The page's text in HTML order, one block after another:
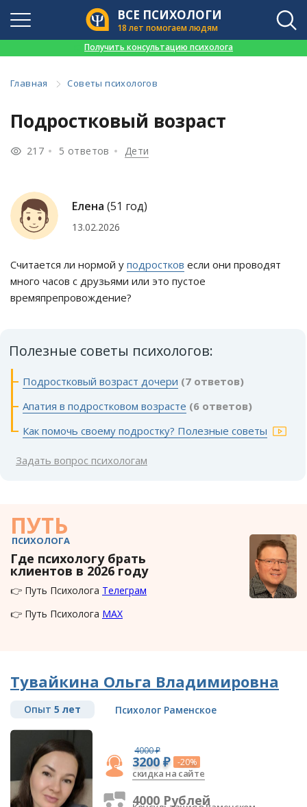
ВСЕ ПСИХОЛОГИ
18 лет помогаем людям
Получить консультацию психолога
Главная Советы психологов
Подростковый возраст
217 5 ответов Дети
Елена (51 год)
13.02.2026
Считается ли нормой у подростков если они проводят
много часов с друзьями или это пустое
времяпрепровождение?
Полезные советы психологов:
Подростковый возраст дочери (7 ответов)
Апатия в подростковом возрасте (6 ответов)
Как помочь своему подростку? Полезные советы
Задать вопрос психологам
ПУТЬ
ПСИХОЛОГА
Где психологу брать
клиентов в 2026 году
👉 Путь Психолога Телеграм
👉 Путь Психолога MAX
Тувайкина Ольга Владимировна
Опыт 5 лет Психолог Раменское
4000 ₽
3200 ₽ -20%
скидка на сайте
4000 Рублей